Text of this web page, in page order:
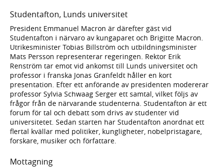
Studentafton, Lunds universitet
President Emmanuel Macron är därefter gäst vid
Studentafton i närvaro av kungaparet och Brigitte Macron.
Utrikesminister Tobias Billström och utbildningsminister
Mats Persson representerar regeringen. Rektor Erik
Renström tar emot vid ankomst till Lunds universitet och
professor i franska Jonas Granfeldt håller en kort
presentation. Efter ett anförande av presidenten modererar
professor Sylvia Schwaag Serger ett samtal, vilket följs av
frågor från de närvarande studenterna. Studentafton är ett
forum för tal och debatt som drivs av studenter vid
universitetet. Sedan starten har Studentafton anordnat ett
flertal kvällar med politiker, kungligheter, nobelpristagare,
forskare, musiker och författare.
Mottagning